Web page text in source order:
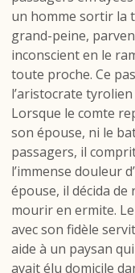
un homme sortir la
grand-peine,
inconscient en le
toute proche. Ce
l’aristocrate
Lorsque le comte
son épouse, ni le
passagers, il
l’immense douleur
épouse, il décida
mourir en ermite.
avec son fidèle
aide à un paysan
avait élu domicile